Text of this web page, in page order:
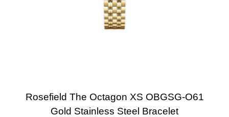
Rosefield The Octagon XS OBGSG-O61
Gold Stainless Steel Bracelet